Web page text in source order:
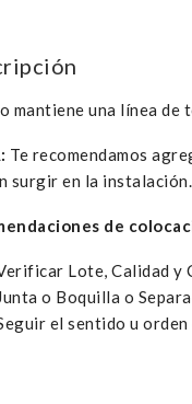
mantiene una línea de
Te recomendamos
surgir en la instalación.
de
Lote, Calidad y
o Boquilla o
el sentido u